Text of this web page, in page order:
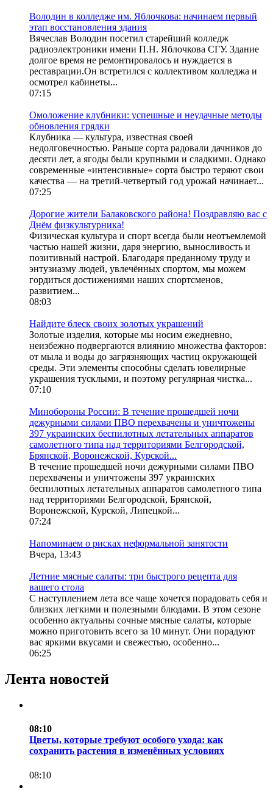
Володин в колледже им. Яблочкова: начинаем первый
этап восстановления здания
Вячеслав Володин посетил старейший колледж
радиоэлектроники имени П.Н. Яблочкова СГУ. Здание
долгое время не ремонтировалось и нуждается в
реставрации.Он встретился с коллективом колледжа и
осмотрел кабинеты...
07:15
Омоложение клубники: успешные и неудачные методы
обновления грядки
Клубника — культура, известная своей
недолговечностью. Раньше сорта радовали дачников до
десяти лет, а ягоды были крупными и сладкими. Однако
современные «интенсивные» сорта быстро теряют свои
качества — на третий-четвертый год урожай начинает...
07:25
Дорогие жители Балаковского района! Поздравляю вас с
Днём физкультурника!
Физическая культура и спорт всегда были неотъемлемой
частью нашей жизни, даря энергию, выносливость и
позитивный настрой. Благодаря преданному труду и
энтузиазму людей, увлечённых спортом, мы можем
гордиться достижениями наших спортсменов,
развитием...
08:03
Найдите блеск своих золотых украшений
Золотые изделия, которые мы носим ежедневно,
неизбежно подвергаются влиянию множества факторов:
от мыла и воды до загрязняющих частиц окружающей
среды. Эти элементы способны сделать ювелирные
украшения тусклыми, и поэтому регулярная чистка...
07:10
Минобороны России: В течение прошедшей ночи
дежурными силами ПВО перехвачены и уничтожены
397 украинских беспилотных летательных аппаратов
самолетного типа над территориями Белгородской,
Брянской, Воронежской, Курской...
В течение прошедшей ночи дежурными силами ПВО
перехвачены и уничтожены 397 украинских
беспилотных летательных аппаратов самолетного типа
над территориями Белгородской, Брянской,
Воронежской, Курской, Липецкой...
07:24
Напоминаем о рисках неформальной занятости
Вчера, 13:43
Летние мясные салаты: три быстрого рецепта для
вашего стола
С наступлением лета все чаще хочется порадовать себя и
близких легкими и полезными блюдами. В этом сезоне
особенно актуальны сочные мясные салаты, которые
можно приготовить всего за 10 минут. Они порадуют
вас яркими вкусами и свежестью, особенно...
06:25
Лента новостей
08:10
Цветы, которые требуют особого ухода: как
сохранить растения в изменённых условиях
08:10